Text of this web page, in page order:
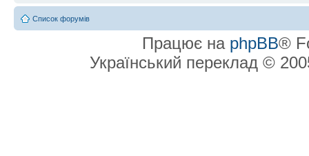
Список форумів
Працює на phpBB®
Український переклад ©